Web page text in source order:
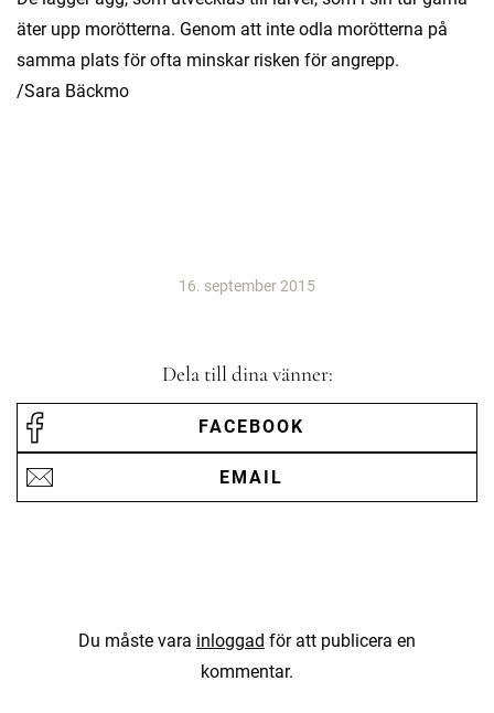
äter upp morötterna. Genom att inte odla morötterna på
samma plats för ofta minskar risken för angrepp.
/Sara Bäckmo
16. september 2015
Dela till dina vänner:
FACEBOOK
EMAIL
Du måste vara inloggad för att publicera en
kommentar.